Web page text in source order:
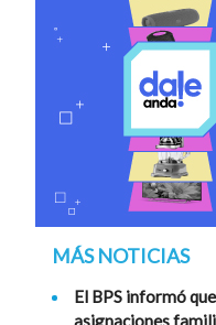
MÁS NOTICIAS
El BPS informó
asignaciones